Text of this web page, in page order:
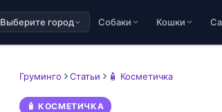
Выберите город Собаки Кошки
Груминго Статьи 🧴 Косметичка
🧴 КОСМЕТИЧКА